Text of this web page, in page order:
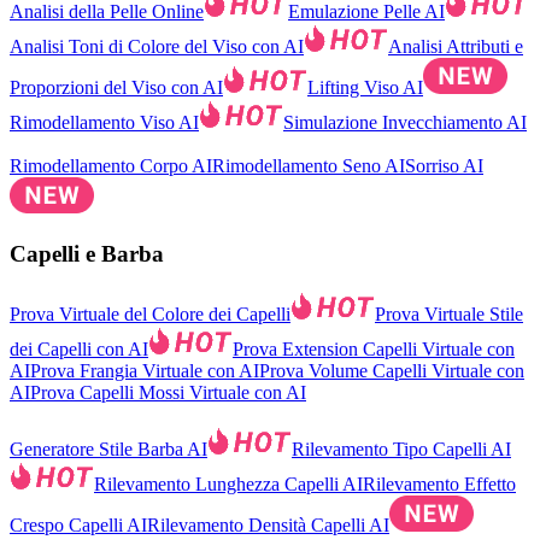
Analisi della Pelle Online
Emulazione Pelle AI
Analisi Toni di Colore del Viso con AI
Analisi Attributi e
Proporzioni del Viso con AI
Lifting Viso AI
Rimodellamento Viso AI
Simulazione Invecchiamento AI
Rimodellamento Corpo AIRimodellamento Seno AISorriso AI
Capelli e Barba
Prova Virtuale del Colore dei Capelli
Prova Virtuale Stile
dei Capelli con AI
Prova Extension Capelli Virtuale con
AIProva Frangia Virtuale con AIProva Volume Capelli Virtuale con
AIProva Capelli Mossi Virtuale con AI
Generatore Stile Barba AI
Rilevamento Tipo Capelli AI
Rilevamento Lunghezza Capelli AIRilevamento Effetto
Crespo Capelli AIRilevamento Densità Capelli AI